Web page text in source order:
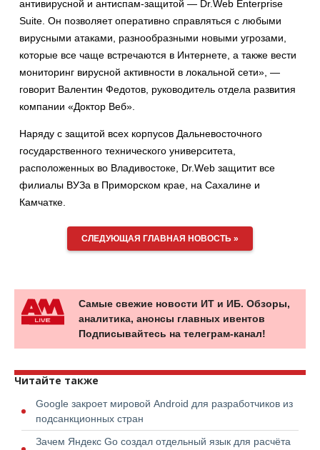
антивирусной и антиспам-защитой — Dr.Web Enterprise
Suite. Он позволяет оперативно справляться с любыми
вирусными атаками, разнообразными новыми угрозами,
которые все чаще встречаются в Интернете, а также вести
мониторинг вирусной активности в локальной сети», —
говорит Валентин Федотов, руководитель отдела развития
компании «Доктор Веб».
Наряду с защитой всех корпусов Дальневосточного
государственного технического университета,
расположенных во Владивостоке, Dr.Web защитит все
филиалы ВУЗа в Приморском крае, на Сахалине и
Камчатке.
СЛЕДУЮЩАЯ ГЛАВНАЯ НОВОСТЬ »
Самые свежие новости ИТ и ИБ. Обзоры,
аналитика, анонсы главных ивентов
Подписывайтесь на телеграм-канал!
Читайте также
Google закроет мировой Android для разработчиков из
подсанкционных стран
Зачем Яндекс Go создал отдельный язык для расчёта